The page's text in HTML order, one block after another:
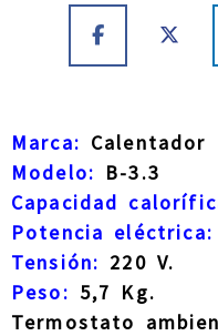
Marca:
Modelo: B-3.3
Capacidad
Potencia eléctrica:
Tensión: 220 V.
Peso: 5,7 Kg.
Termostato